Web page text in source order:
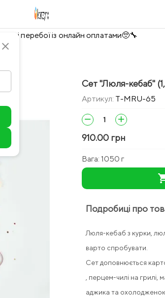
close
перебої із онлайн оплатами🥺🔧
Сет "Люля-кебаб"
Артикул: T-MRU-65
remove add
910.00 грн
Вага: 1050 г
Подробиці про
Люля-кебаб з курки,
варто спробувати.
Сет доповнюється
, перцем-чилі на
аджика та